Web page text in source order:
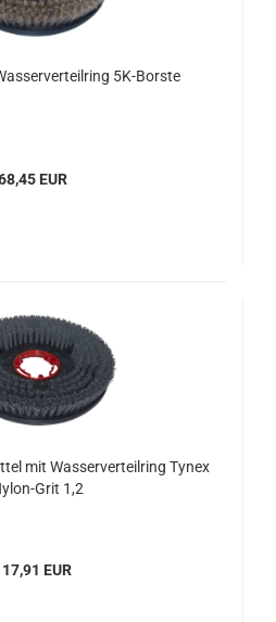
5K-Borste
EUR
mit Wasserverteilring Tynex
Grit 1,2
EUR